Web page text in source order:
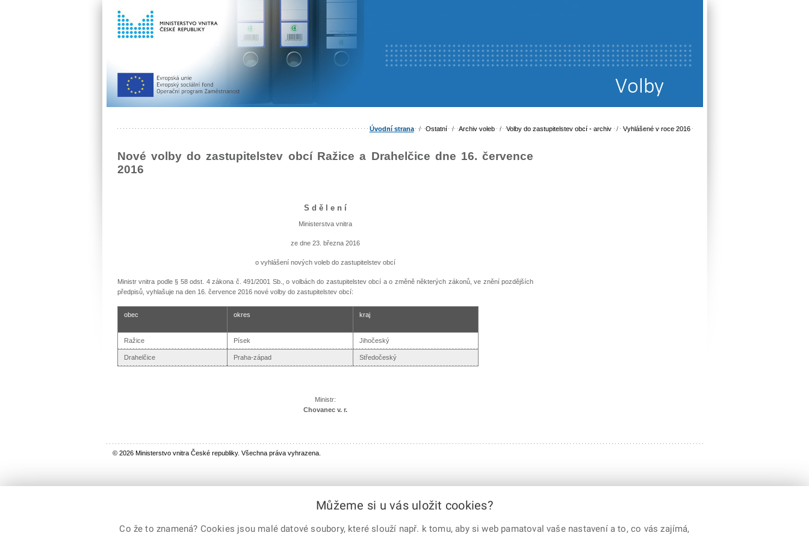
Úvodní strana / Ostatní / Archiv voleb / Volby do zastupitelstev obcí - archiv / Vyhlášené v roce 2016
Nové volby do zastupitelstev obcí Ražice a Drahelčice dne 16. července
2016
S d ě l e n í
Ministerstva vnitra
ze dne 23. března 2016
o vyhlášení nových voleb do zastupitelstev obcí
Ministr vnitra podle § 58 odst. 4 zákona č. 491/2001 Sb., o volbách do zastupitelstev obcí a o změně některých zákonů, ve znění pozdějších
předpisů, vyhlašuje na den 16. července 2016 nové volby do zastupitelstev obcí:
obec okres kraj
Ražice Písek Jihočeský
Drahelčice Praha-západ Středočeský
Ministr:
Chovanec v. r.
© 2026 Ministerstvo vnitra České republiky. Všechna práva vyhrazena.
Můžeme si u vás uložit cookies?
Co že to znamená? Cookies jsou malé datové soubory, které slouží např. k tomu, aby si web pamatoval vaše nastavení a to, co vás zajímá,